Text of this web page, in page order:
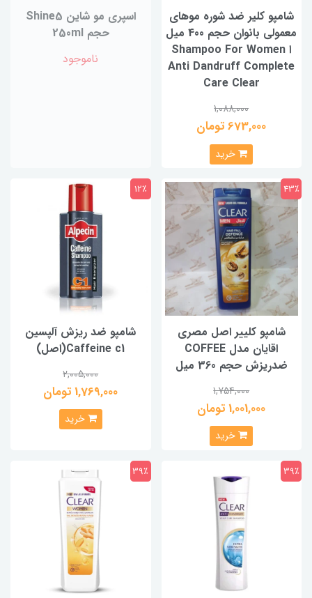
شامپو کلیر ضد شوره موهای
معمولی بانوان حجم 400 میل
ا Shampoo For Women
Anti Dandruff Complete
Care Clear
1,088,000
673,000 تومان
خرید
اسپری مو شاین Shine5
حجم 250ml
ناموجود
شامپو کلییر اصل مصری
اقایان مدل COFFEE
ضدريزش حجم 360 میل
1,754,000
1,001,000 تومان
43٪
خرید
شامپو ضد ریزش آلپسین
Caffeine c1(اصل)
2,005,000
1,769,000 تومان
12٪
خرید
39٪ 39٪